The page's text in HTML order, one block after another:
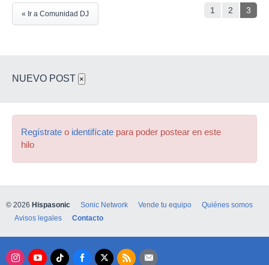
1 2 3
« Ir a Comunidad DJ
NUEVO POST ×
Regístrate o identifícate para poder postear en este
hilo
© 2026 Hispasonic Sonic Network Vende tu equipo
Quiénes somos
Avisos legales
Contacto